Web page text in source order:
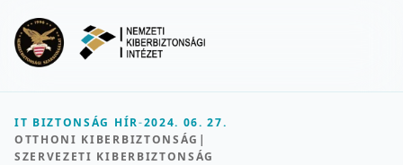
IT BIZTONSÁG HÍR-2024. 06. 27.
OTTHONI KIBERBIZTONSÁG |
SZERVEZETI KIBERBIZTONSÁG